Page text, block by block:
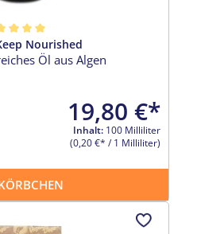
von 5 von 5 Sternen
Nourished
Öl aus Algen
19,80 €*
Inhalt: 100 Milliliter
(0,20 €* / 1 Milliliter)